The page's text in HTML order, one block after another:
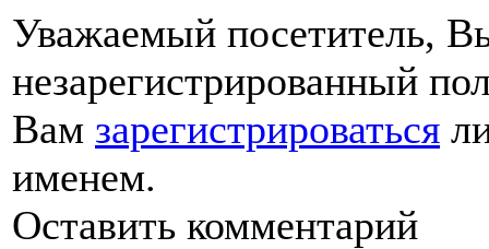
Уважаемый посетитель,
незарегистрированный
Вам зарегистрироваться
именем.
Оставить комментарий